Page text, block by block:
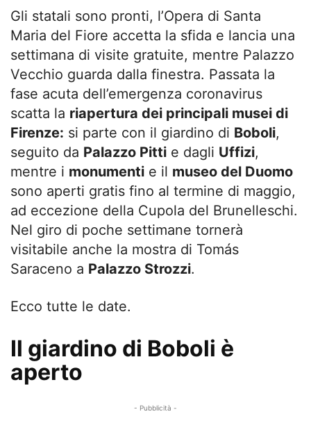
Gli statali sono pronti, l’Opera di Santa
Maria del Fiore accetta la sfida e lancia una
settimana di visite gratuite, mentre Palazzo
Vecchio guarda dalla finestra. Passata la
fase acuta dell’emergenza coronavirus
scatta la riapertura dei principali musei di
Firenze: si parte con il giardino di Boboli,
seguito da Palazzo Pitti e dagli Uffizi,
mentre i monumenti e il museo del Duomo
sono aperti gratis fino al termine di maggio,
ad eccezione della Cupola del Brunelleschi.
Nel giro di poche settimane tornerà
visitabile anche la mostra di Tomás
Saraceno a Palazzo Strozzi.
Ecco tutte le date.
Il giardino di Boboli è
aperto
- Pubblicità -